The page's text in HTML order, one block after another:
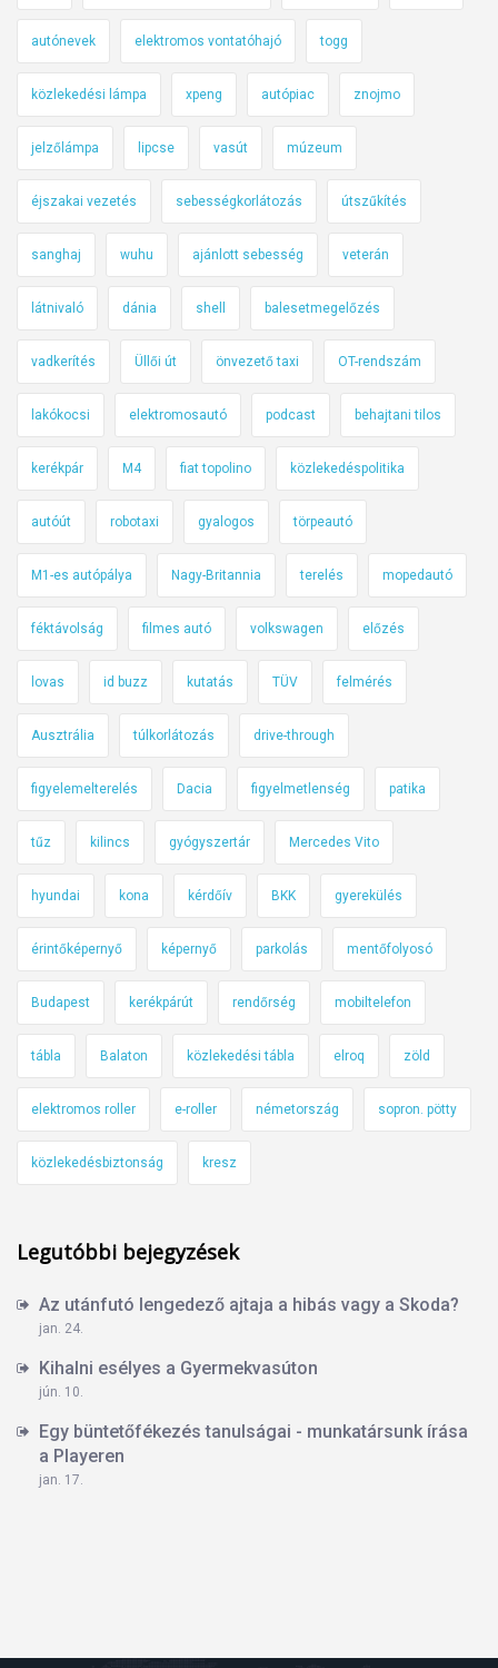
autónevek elektromos vontatóhajó togg
közlekedési lámpa xpeng autópiac znojmo
jelzőlámpa lipcse vasút múzeum
éjszakai vezetés sebességkorlátozás útszűkítés
sanghaj wuhu ajánlott sebesség veterán
látnivaló dánia shell balesetmegelőzés
vadkerítés Üllői út önvezető taxi OT-rendszám
lakókocsi elektromosautó podcast behajtani tilos
kerékpár M4 fiat topolino közlekedéspolitika
autóút robotaxi gyalogos törpeautó
M1-es autópálya Nagy-Britannia terelés mopedautó
féktávolság filmes autó volkswagen előzés
lovas id buzz kutatás TÜV felmérés
Ausztrália túlkorlátozás drive-through
figyelemelterelés Dacia figyelmetlenség patika
tűz kilincs gyógyszertár Mercedes Vito
hyundai kona kérdőív BKK gyerekülés
érintőképernyő képernyő parkolás mentőfolyosó
Budapest kerékpárút rendőrség mobiltelefon
tábla Balaton közlekedési tábla elroq zöld
elektromos roller e-roller németország sopron. pötty
közlekedésbiztonság kresz
Legutóbbi bejegyzések
Az utánfutó lengedező ajtaja a hibás vagy a Skoda?
jan. 24.
Kihalni esélyes a Gyermekvasúton
jún. 10.
Egy büntetőfékezés tanulságai - munkatársunk írása
a Playeren
jan. 17.